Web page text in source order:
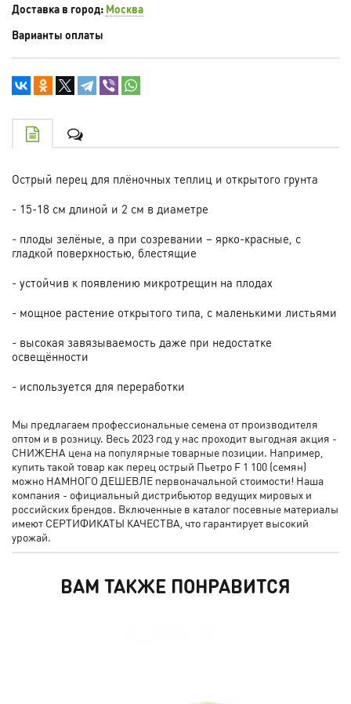
Доставка в город: Москва
Варианты оплаты
Острый перец для плёночных теплиц и открытого грунта
- 15-18 см длиной и 2 см в диаметре
- плоды зелёные, а при созревании – ярко-красные, с
гладкой поверхностью, блестящие
- устойчив к появлению микротрещин на плодах
- мощное растение открытого типа, с маленькими листьями
- высокая завязываемость даже при недостатке
освещённости
- используется для переработки
Мы предлагаем профессиональные семена от производителя
оптом и в розницу. Весь 2023 год у нас проходит выгодная акция -
СНИЖЕНА цена на популярные товарные позиции. Например,
купить такой товар как перец острый Пьетро F 1 100 (семян)
можно НАМНОГО ДЕШЕВЛЕ первоначальной стоимости! Наша
компания - официальный дистрибьютор ведущих мировых и
российских брендов. Включенные в каталог посевные материалы
имеют СЕРТИФИКАТЫ КАЧЕСТВА, что гарантирует высокий
урожай.
ВАМ ТАКЖЕ ПОНРАВИТСЯ